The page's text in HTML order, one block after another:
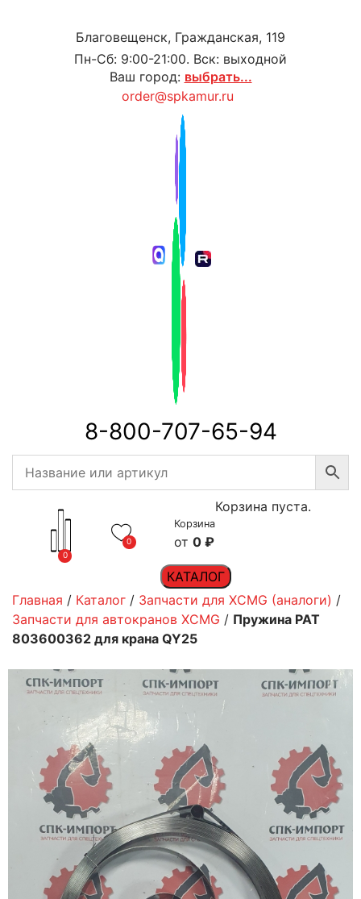
Благовещенск, Гражданская, 119
Пн-Сб: 9:00-21:00. Вск: выходной
Ваш город: выбрать...
order@spkamur.ru
8-800-707-65-94
0
0
Корзина
0 ₽
Корзина пуста.
КАТАЛОГ
Главная / Каталог / Запчасти для XCMG (аналоги) /
Запчасти для автокранов XCMG / Пружина PAT
803600362 для крана QY25